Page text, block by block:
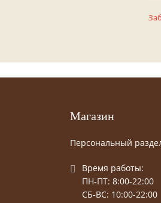
Магазин
Персональный
Время работы:
ПН-ПТ: 8:00-22:00
СБ-ВС: 10:00-22:00